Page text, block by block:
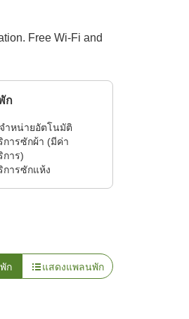
Free Wi-Fi and
ก
ำหน่ายอัตโนมัติ
การซักผ้า (มีค่า
การ)
การซักแห้ง
ก แสดงแพลนพัก